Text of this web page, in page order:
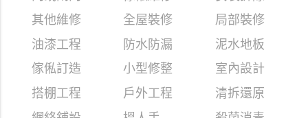
其他維修
全屋裝修
局部裝修
油漆工程
防水防漏
泥水地板
傢俬訂造
小型修整
室內設計
搭棚工程
戶外工程
清拆還原